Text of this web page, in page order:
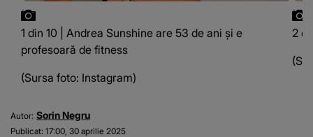
1 din 10 | Andrea Sunshine are 53 de ani și e
profesoară de fitness
(Sursa foto: Instagram)
2
Autor: Sorin Negru
Publicat: 17:00, 30 aprilie 2025